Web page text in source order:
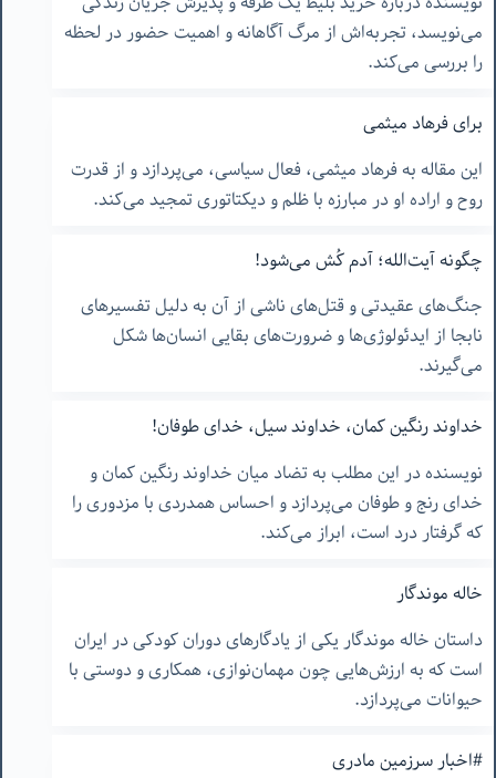
می‌نویسد، تجربه‌اش از مرگ آگاهانه و اهمیت حضور در لحظه
را بررسی می‌کند.
برای فرهاد میثمی
این مقاله به فرهاد میثمی، فعال سیاسی، می‌پردازد و از قدرت
روح و اراده او در مبارزه با ظلم و دیکتاتوری تمجید می‌کند.
چگونه آیت‌الله؛ آدم کُش می‌شود!
جنگ‌های عقیدتی و قتل‌های ناشی از آن به دلیل تفسیرهای
نابجا از ایدئولوژی‌ها و ضرورت‌های بقایی انسان‌ها شکل
می‌گیرند.
خداوند رنگین کمان، خداوند سیل، خدای طوفان!
نویسنده در این مطلب به تضاد میان خداوند رنگین کمان و
خدای رنج و طوفان می‌پردازد و احساس همدردی با مزدوری را
که گرفتار درد است، ابراز می‌کند.
خاله موندگار
داستان خاله موندگار یکی از یادگارهای دوران کودکی در ایران
است که به ارزش‌هایی چون مهمان‌نوازی، همکاری و دوستی با
حیوانات می‌پردازد.
#اخبار سرزمین مادری